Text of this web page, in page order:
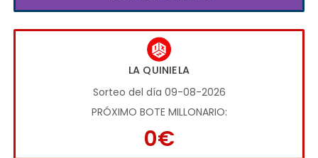
LA QUINIELA
Sorteo del día 09-08-2026
PRÓXIMO BOTE MILLONARIO:
0€